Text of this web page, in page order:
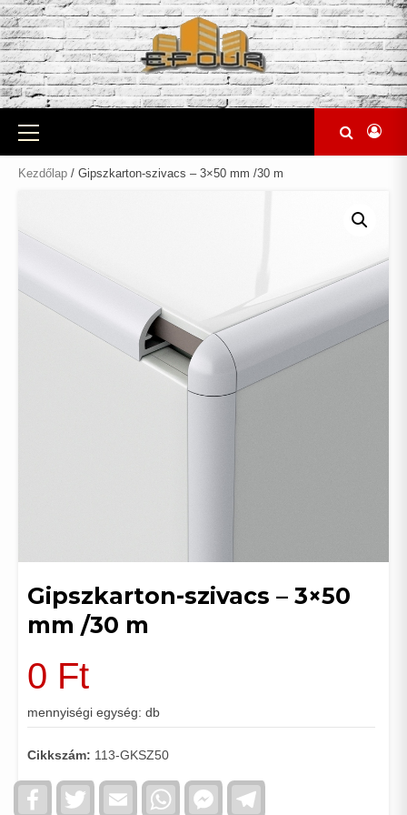
Skip
to
content
Primary
Menu
Kezdőlap / Gipszkarton-szivacs – 3×50 mm /30 m
Gipszkarton-szivacs – 3×50
mm /30 m
0 Ft
mennyiségi egység: db
Cikkszám: 113-GKSZ50
FacebookTwitter Email WhatsAppFacebook
Messenger